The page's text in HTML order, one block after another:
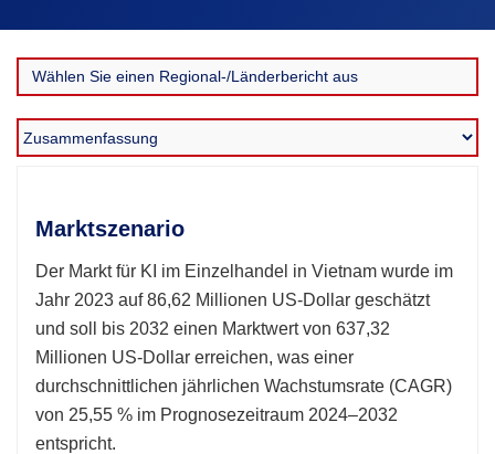
Marktszenario
Der Markt für KI im Einzelhandel in Vietnam wurde im
Jahr 2023 auf 86,62 Millionen US-Dollar geschätzt
und soll bis 2032 einen Marktwert von 637,32
Millionen US-Dollar erreichen, was einer
durchschnittlichen jährlichen Wachstumsrate (CAGR)
von 25,55 % im Prognosezeitraum 2024–2032
entspricht.